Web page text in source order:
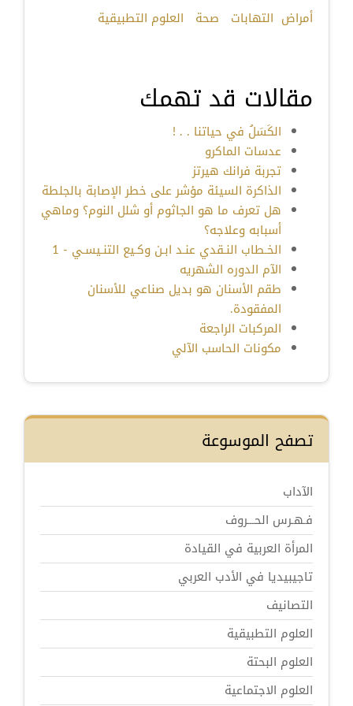
أمراض التهابات صحة العلوم التطبيقية
مقالات قد تهمك
الكَسَلُ في حياتنا . . !
عدسات الماكرو
تجربة فرانك هيرتز
الذاكرة السيئة مؤشر على خطر الإصابة بالجلطة
هل تعرف ما هو الجاثوم أو شلل النوم؟ وماهي
أسبابه وعلاجه؟
الخـطاب النـقدي عنـد ابـن وكـيع التنـيسـي - 1
الآم الدوره الشهريه
طقم الأسنان هو بديل صناعي للأسنان
المفقودة.
المركبات الراجعة
مكونات الحاسب الآلي
تصفح الموسوعة
الآداب
فـهـرس الحـــروف
المرأة العربية في القيادة
تاجيبيديا في الأدب العربي
التصانيف
العلوم التطبيقية
العلوم البحتة
العلوم الاجتماعية